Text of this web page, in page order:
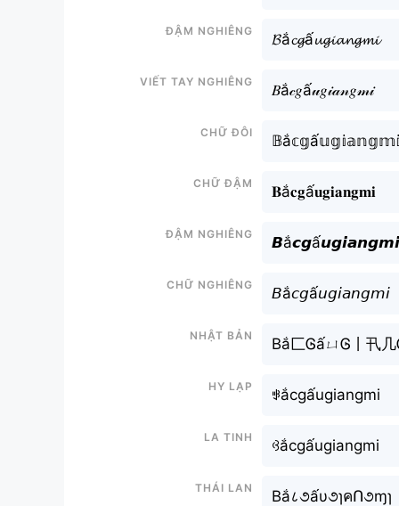
Đậm nghiêng
𝓑ắ𝓬𝓰ấ𝓾𝓰𝓲𝓪𝓷𝓰𝓶𝓲
Viết tay nghiêng
𝐵ắ𝒸𝑔ấ𝓊𝑔𝒾𝒶𝓃𝑔𝓂𝒾
Chữ đôi
𝔹ắ𝕔𝕘ấ𝕦𝕘𝕚𝕒𝕟𝕘𝕞𝕚
Chữ đậm
𝐁ắ𝐜𝐠ấ𝐮𝐠𝐢𝐚𝐧𝐠𝐦𝐢
Đậm nghiêng
𝘽ắ𝙘𝙜ấ𝙪𝙜𝙞𝙖𝙣𝙜𝙢𝙞
Chữ nghiêng
𝘉ắ𝘤𝘨ấ𝘶𝘨𝘪𝘢𝘯𝘨𝘮𝘪
Nhật bản
Bắ匚ᎶấㄩᎶ丨卂几
Hy lạp
ꃃắcgấugiangmi
La tinh
ꃳắcgấugiangmi
Thái lan
Bắ८૭ấυ૭ɿคՈ૭ɱɿ